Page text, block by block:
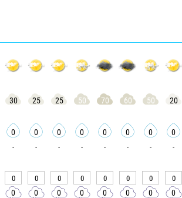
30 25 25 50 70 60 50 20
0 0 0 0 0 0 0 0
- - - - - - - -
0 0 0 0 0 0 0 0
0 0 0 0 0 0 0 0